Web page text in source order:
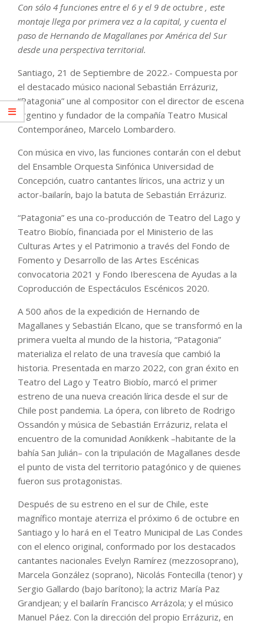
Con sólo 4 funciones entre el 6 y el 9 de octubre , este
montaje llega por primera vez a la capital, y cuenta el
paso de Hernando de Magallanes por América del Sur
desde una perspectiva territorial.
Santiago, 21 de Septiembre de 2022.- Compuesta por
el destacado músico nacional Sebastián Errázuriz,
“Patagonia” une al compositor con el director de escena
argentino y fundador de la compañía Teatro Musical
Contemporáneo, Marcelo Lombardero.
Con música en vivo, las funciones contarán con el debut
del Ensamble Orquesta Sinfónica Universidad de
Concepción, cuatro cantantes líricos, una actriz y un
actor-bailarín, bajo la batuta de Sebastián Errázuriz.
“Patagonia” es una co-producción de Teatro del Lago y
Teatro Biobío, financiada por el Ministerio de las
Culturas Artes y el Patrimonio a través del Fondo de
Fomento y Desarrollo de las Artes Escénicas
convocatoria 2021 y Fondo Iberescena de Ayudas a la
Coproducción de Espectáculos Escénicos 2020.
A 500 años de la expedición de Hernando de
Magallanes y Sebastián Elcano, que se transformó en la
primera vuelta al mundo de la historia, “Patagonia”
materializa el relato de una travesía que cambió la
historia. Presentada en marzo 2022, con gran éxito en
Teatro del Lago y Teatro Biobío, marcó el primer
estreno de una nueva creación lírica desde el sur de
Chile post pandemia. La ópera, con libreto de Rodrigo
Ossandón y música de Sebastián Errázuriz, relata el
encuentro de la comunidad Aonikkenk –habitante de la
bahía San Julián– con la tripulación de Magallanes desde
el punto de vista del territorio patagónico y de quienes
fueron sus protagonistas.
Después de su estreno en el sur de Chile, este
magnífico montaje aterriza el próximo 6 de octubre en
Santiago y lo hará en el Teatro Municipal de Las Condes
con el elenco original, conformado por los destacados
cantantes nacionales Evelyn Ramírez (mezzosoprano),
Marcela González (soprano), Nicolás Fontecilla (tenor) y
Sergio Gallardo (bajo barítono); la actriz María Paz
Grandjean; y el bailarín Francisco Arrázola; y el músico
Manuel Páez. Con la dirección del propio Errázuriz, en